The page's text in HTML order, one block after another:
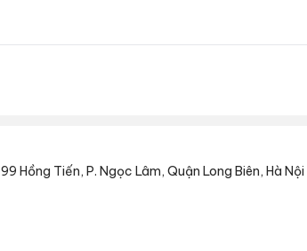
99 Hồng Tiến, P. Ngọc Lâm, Quận Long Biên, Hà Nội